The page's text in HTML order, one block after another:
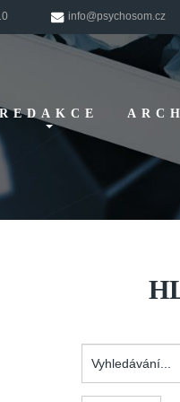
info@psychosom.cz
REDAKCE
Pokyny pro